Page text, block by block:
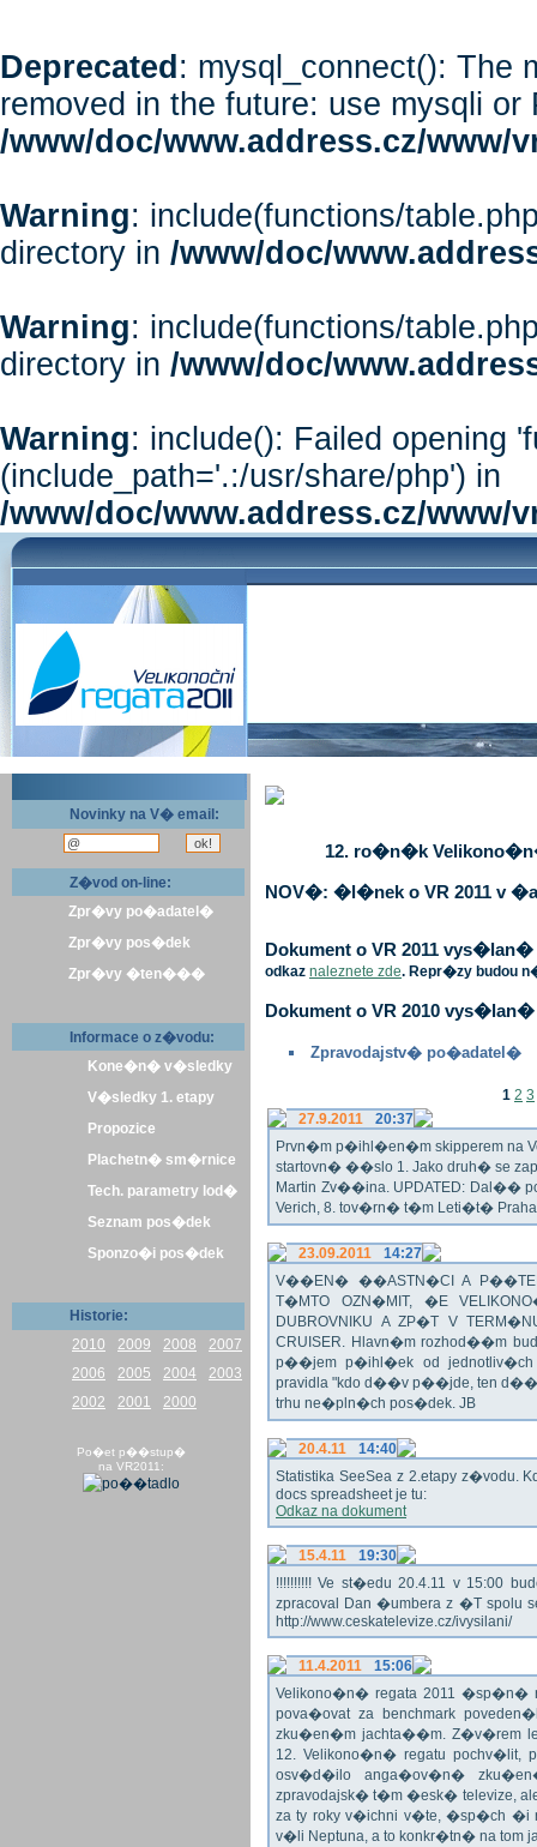
Deprecated : mysql_connect(): The
removed in the future: use mysqli or
/www/doc/www.address.cz/www/
Warning: include(functions/
directory in /www/doc/
Warning: include(functions/
directory in /www/doc/
Warning: include(): Failed opening
(include_path='.:/usr/share/php') in
/www/doc/www.address.cz/www/
Novinky na V� email:
Z�vod on-line:
Zpr�vy po�adatel�
Zpr�vy pos�dek
Zpr�vy �ten���
Informace o z�vodu:
Kone�n� v�sledky
V�sledky 1. etapy
Propozice
Plachetn� sm�rnice
Tech. parametry lod�
Seznam pos�dek
Sponzo�i pos�dek
Historie:
2010
2009 2008
2007
2006
2005 2004
2003
2002
2001 2000
Po�et p��stup�
na VR2011:
12. ro�n�k
NOV�: �l�nek o VR 2011 v
Dokument o VR 2011
odkaz naleznete zde. Repr�zy budou
Dokument o VR 2010
Zpravodajstv� po�adatel�
1 2 3
27.9.2011
20:37
Prvn�m p�ihl�en�m skipperem na
startovn� ��slo 1. Jako druh� se
Martin Zv��ina. UPDATED: Dal��
Verich, 8. tov�rn� t�m Leti�t� Praha
23.09.2011
14:27
V��EN� ��ASTN�CI A
T�MTO OZN�MIT, �E
DUBROVNIKU A ZP�T V
CRUISER. Hlavn�m rozhod��m
p��jem p�ihl�ek od
pravidla "kdo d��v p��jde, ten
trhu ne�pln�ch pos�dek. JB
20.4.11
14:40
Statistika SeeSea z 2.etapy z�vodu.
docs spreadsheet je tu:
Odkaz na dokument
15.4.11
19:30
!!!!!!!!!! Ve st�edu 20.4.11 v 15:00
zpracoval Dan �umbera z �T spolu
http://www.ceskatelevize.cz/ivysilani/
11.4.2011
15:06
Velikono�n� regata 2011 �sp�n�
pova�ovat za benchmark
zku�en�m jachta��m. Z�v�rem
12. Velikono�n� regatu
osv�d�ilo anga�ov�n�
zpravodajsk� t�m �esk� televize,
za ty roky v�ichni v�te, �sp�ch
v�li Neptuna, a to konkr�tn� na tom